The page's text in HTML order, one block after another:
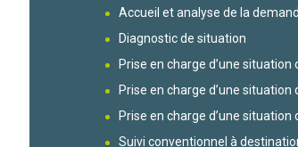
Accueil et analyse de la
Diagnostic de situation
Prise en charge d’une situation
Prise en charge d’une situation
Prise en charge d’une
Suivi conventionnel à